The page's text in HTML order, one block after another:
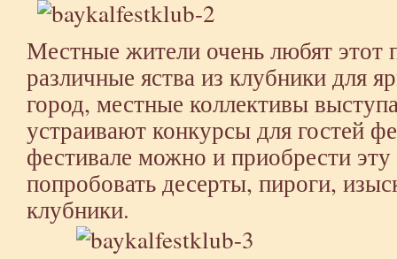
Местные жители очень любят этот
различные яства из клубники для
город, местные коллективы
устраивают конкурсы для гостей
фестивале можно и приобрести
попробовать десерты, пироги,
клубники.